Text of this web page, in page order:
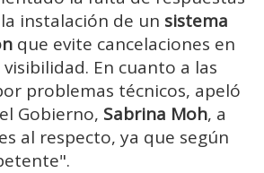
instalación de un sistema
que evite cancelaciones en
En cuanto a las
problemas técnicos, apeló
Gobierno, Sabrina Moh, a
al respecto, ya que según